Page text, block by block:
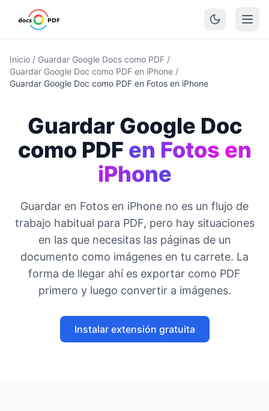
Inicio / Guardar Google Docs como PDF /
Guardar Google Doc como PDF en iPhone /
Guardar Google Doc como PDF en Fotos en iPhone
Guardar Google Doc
como PDF en Fotos en
iPhone
Guardar en Fotos en iPhone no es un flujo de
trabajo habitual para PDF, pero hay situaciones
en las que necesitas las páginas de un
documento como imágenes en tu carrete. La
forma de llegar ahí es exportar como PDF
primero y luego convertir a imágenes.
Instalar extensión gratuita